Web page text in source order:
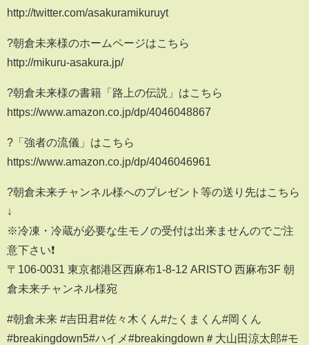
http://twitter.com/asakuramikuruyt
?朝倉未来様のホームページはこちら
http://mikuru-asakura.jp/
?朝倉未来様の書籍「路上の伝説」はこちら
https://www.amazon.co.jp/dp/4046048867
?「強者の流儀」はこちら
https://www.amazon.co.jp/dp/4046046961
?朝倉未来チャンネル様へのプレゼント等の送り先はこちら
↓
※冷凍・冷蔵が必要な生モノの受付は出来ませんのでご注
意下さい❗️
〒106-0031 東京都港区西麻布1-8-12 ARISTO 西麻布3F 朝
倉未来チャンネル様宛
#朝倉未来 #吉田君#佐々木くん#たくまくん#岡くん
#breakingdown5#ハイメ#breakingdown＃大山田涼太郎#モ